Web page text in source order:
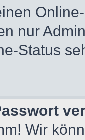
nur
Status
Wir